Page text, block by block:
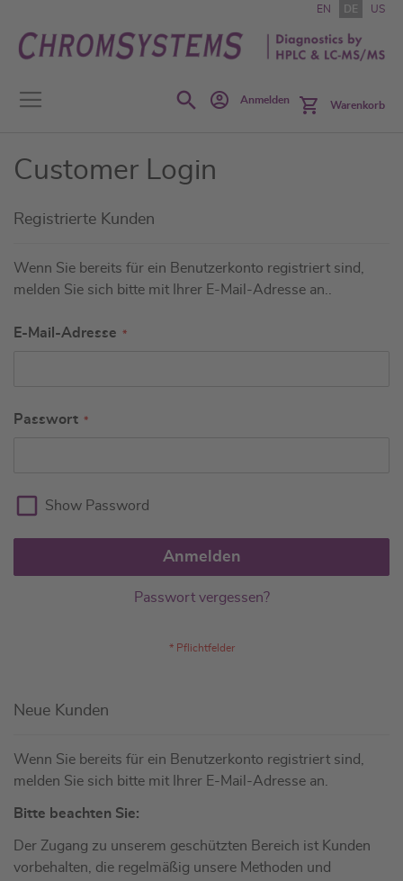
Inhalt
springen
EN DE US
SearchAnmelden Warenkorb
Customer Login
Registrierte Kunden
Wenn Sie bereits für ein Benutzerkonto registriert sind,
melden Sie sich bitte mit Ihrer E-Mail-Adresse an..
E-Mail-Adresse
Passwort
Show Password
Anmelden
Passwort vergessen?
Neue Kunden
Wenn Sie bereits für ein Benutzerkonto registriert sind,
melden Sie sich bitte mit Ihrer E-Mail-Adresse an.
Bitte beachten Sie:
Der Zugang zu unserem geschützten Bereich ist Kunden
vorbehalten, die regelmäßig unsere Methoden und